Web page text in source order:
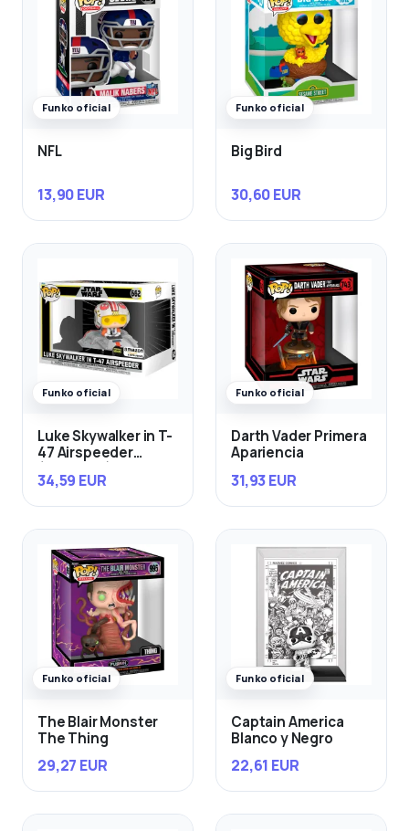
Funko oficial
NFL
13,90 EUR
Funko oficial
Big Bird
30,60 EUR
Funko oficial
Luke Skywalker in T-
47 Airspeeder
34,59 EUR
Funko oficial
Darth Vader Primera
Apariencia
31,93 EUR
Funko oficial
The Blair Monster
The Thing
29,27 EUR
Funko oficial
Captain America
Blanco y Negro
22,61 EUR